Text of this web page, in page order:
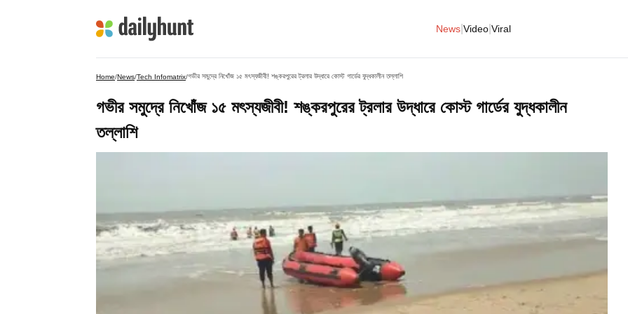
News Video Viral
Home/News/Tech Infomatrix/গভীর সমুদ্রে নিখোঁজ ১৫ মৎস্যজীবী! শঙ্করপুরের ট্রলার উদ্ধারে কোস্ট গার্ডের যুদ্ধকালীন তল্লাশি
গভীর সমুদ্রে নিখোঁজ ১৫ মৎস্যজীবী! শঙ্করপুরের ট্রলার উদ্ধারে কোস্ট গার্ডের যুদ্ধকালীন
তল্লাশি